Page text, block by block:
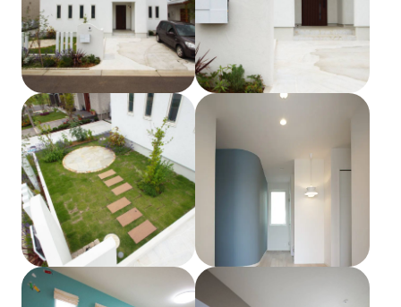
来場予約
イベント情報
お問い合わせ
プライバシーポリシー
カスタマーハラスメントポリシー